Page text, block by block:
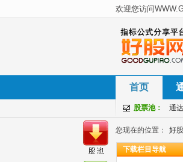
首页
股票池： 通
您现在的位置： 好
下载栏目导航